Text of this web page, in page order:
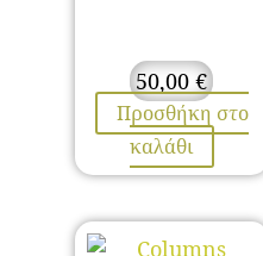
50,00€
Προσθήκη στο
καλάθι